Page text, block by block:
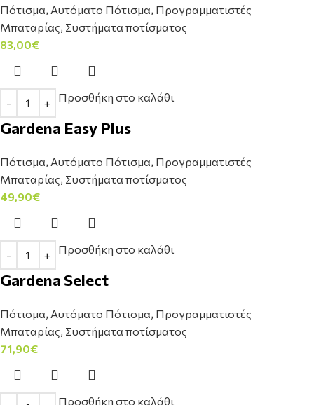
Πότισμα, Αυτόματο Πότισμα, Προγραμματιστές
Μπαταρίας, Συστήματα ποτίσματος
83,00€
Προσθήκη στο καλάθι
Gardena Easy Plus
Πότισμα, Αυτόματο Πότισμα, Προγραμματιστές
Μπαταρίας, Συστήματα ποτίσματος
49,90€
Προσθήκη στο καλάθι
Gardena Select
Πότισμα, Αυτόματο Πότισμα, Προγραμματιστές
Μπαταρίας, Συστήματα ποτίσματος
71,90€
Προσθήκη στο καλάθι